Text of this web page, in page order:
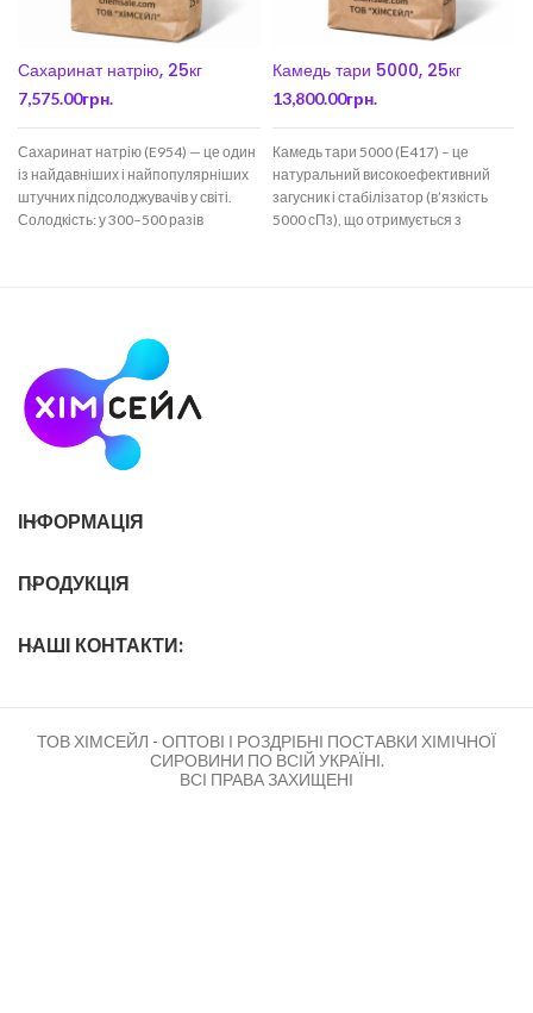
Сахаринат натрію, 25кг
7,575.00грн.
Сахаринат натрію (E954) — це один
із найдавніших і найпопулярніших
штучних підсолоджувачів у світі.
Солодкість: у 300–500 разів
Камедь тари 5000, 25кг
13,800.00грн.
Камедь тари 5000 (Е417) – це
натуральний високоефективний
загусник і стабілізатор (в’язкість
5000 сПз), що отримується з
ІНФОРМАЦІЯ
ПРОДУКЦІЯ
НАШІ КОНТАКТИ:
ТОВ ХІМСЕЙЛ - ОПТОВІ І РОЗДРІБНІ ПОСТАВКИ ХІМІЧНОЇ
СИРОВИНИ ПО ВСІЙ УКРАЇНІ.
ВСІ ПРАВА ЗАХИЩЕНІ